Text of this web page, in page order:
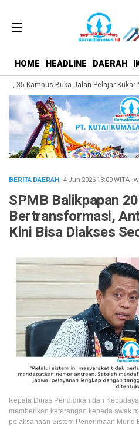
HOME HEADLINE DAERAH
35 Kampus Buka Jalan Pelajar Kukar
BERITA DAERAH· 4 Jun 202613:00WITA·
SPMB Balikpapan
Bertransformasi,
Kini Bisa Diakses
Kepala Dinas Pendidikan dan
memberikan keterangan kepada awak
pelaksanaan Sistem Penerimaan Murid